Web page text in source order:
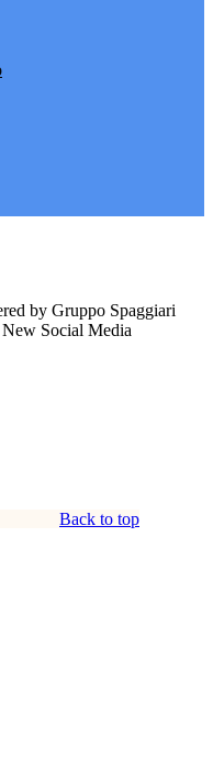
by Gruppo Spaggiari
Social Media
Back to top